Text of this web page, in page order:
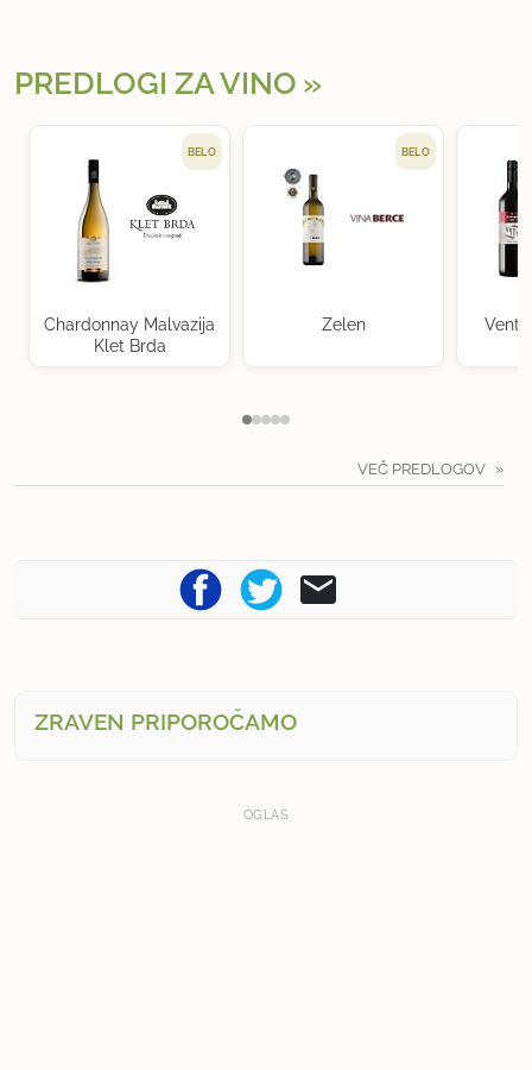
PREDLOGI ZA VINO
BELO
Chardonnay Malvazija
Klet Brda
BELO
Zelen
VEČ PREDLOGOV
ZRAVEN PRIPOROČAMO
OGLAS